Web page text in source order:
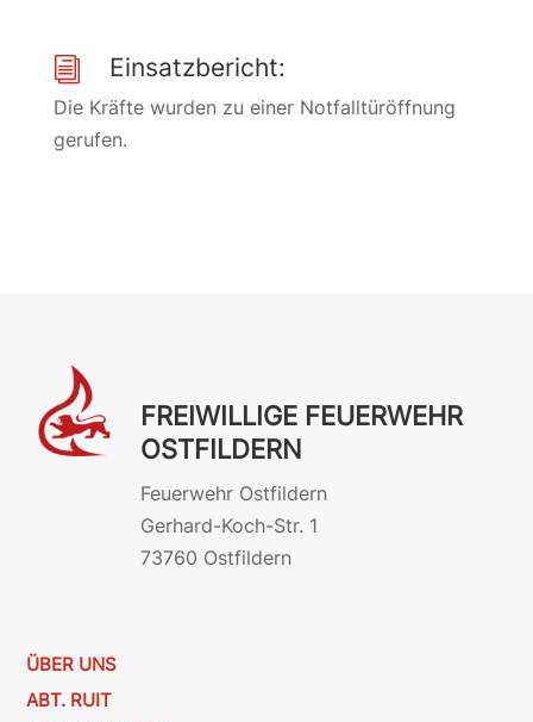
i Einsatzbericht:
Die Kräfte wurden zu einer Notfalltüröffnung
gerufen.
FREIWILLIGE FEUERWEHR
OSTFILDERN
Feuerwehr Ostfildern
Gerhard-Koch-Str. 1
73760 Ostfildern
ÜBER UNS
ABT. RUIT